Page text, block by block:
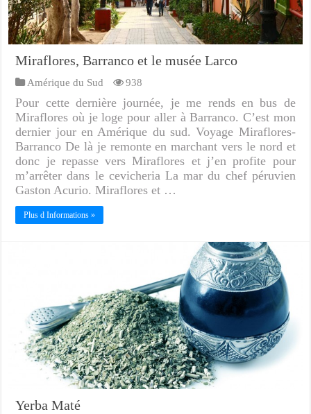
Miraflores, Barranco et le musée Larco
Amérique du Sud 938
Pour cette dernière journée, je me rends en bus de
Miraflores où je loge pour aller à Barranco. C’est mon
dernier jour en Amérique du sud. Voyage Miraflores-
Barranco De là je remonte en marchant vers le nord et
donc je repasse vers Miraflores et j’en profite pour
m’arrêter dans le cevicheria La mar du chef péruvien
Gaston Acurio. Miraflores et …
Plus d Informations »
Yerba Maté